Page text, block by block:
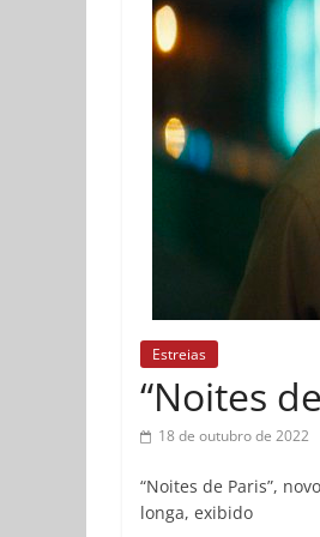
Estreias
“Noites
18 de outubro de 2022
“Noites de Paris”,
longa, exibido